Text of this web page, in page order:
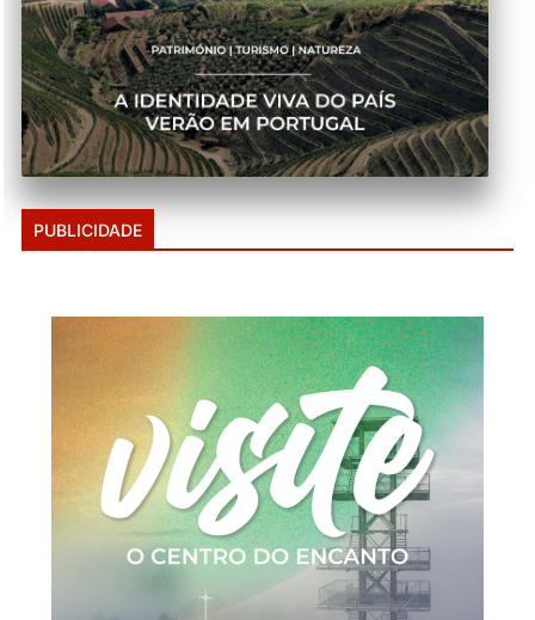
PUBLICIDADE